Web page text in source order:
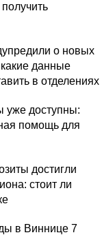
о новых
данные
в отделениях
уже доступны:
помощь для
достигли
стоит ли
в Виннице 7